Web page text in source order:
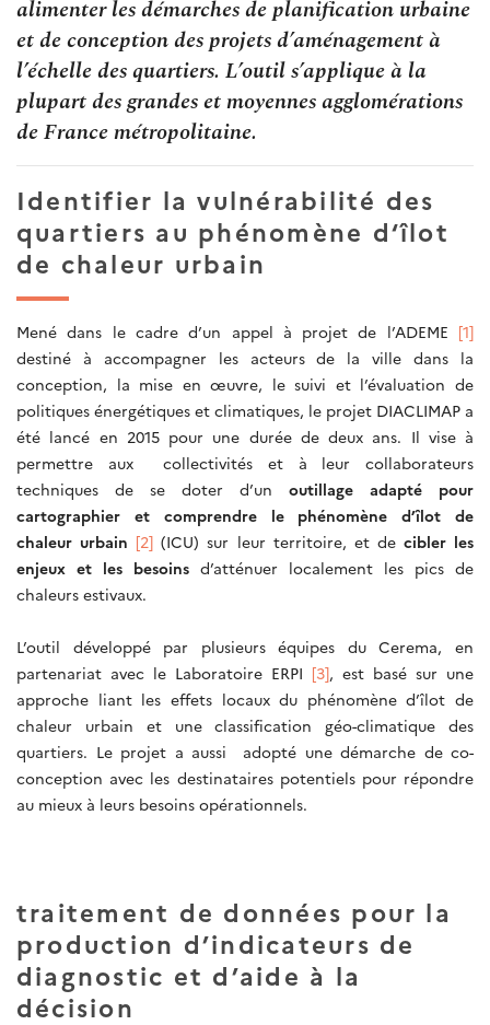
alimenter les démarches de planification urbaine
et de conception des projets d’aménagement à
l’échelle des quartiers. L’outil s’applique à la
plupart des grandes et moyennes agglomérations
de France métropolitaine.
Identifier la vulnérabilité des
quartiers au phénomène d‘îlot
de chaleur urbain
Mené dans le cadre d’un appel à projet de l’ADEME [1]
destiné à accompagner les acteurs de la ville dans la
conception, la mise en œuvre, le suivi et l’évaluation de
politiques énergétiques et climatiques, le projet DIACLIMAP a
été lancé en 2015 pour une durée de deux ans. Il vise à
permettre aux collectivités et à leur collaborateurs
techniques de se doter d’un outillage adapté pour
cartographier et comprendre le phénomène d’îlot de
chaleur urbain [2] (ICU) sur leur territoire, et de cibler les
enjeux et les besoins d’atténuer localement les pics de
chaleurs estivaux.
L’outil développé par plusieurs équipes du Cerema, en
partenariat avec le Laboratoire ERPI [3], est basé sur une
approche liant les effets locaux du phénomène d’îlot de
chaleur urbain et une classification géo-climatique des
quartiers. Le projet a aussi adopté une démarche de co-
conception avec les destinataires potentiels pour répondre
au mieux à leurs besoins opérationnels.
traitement de données pour la
production d’indicateurs de
diagnostic et d’aide à la
décision